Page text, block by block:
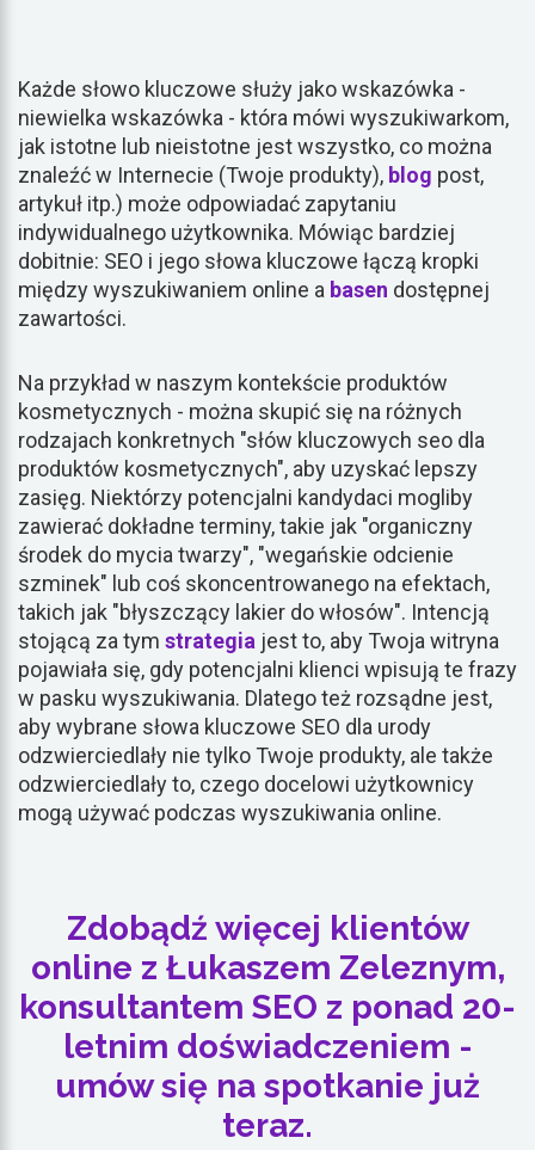
Każde słowo kluczowe służy jako wskazówka -
niewielka wskazówka - która mówi wyszukiwarkom,
jak istotne lub nieistotne jest wszystko, co można
znaleźć w Internecie (Twoje produkty), blog post,
artykuł itp.) może odpowiadać zapytaniu
indywidualnego użytkownika. Mówiąc bardziej
dobitnie: SEO i jego słowa kluczowe łączą kropki
między wyszukiwaniem online a basen dostępnej
zawartości.
Na przykład w naszym kontekście produktów
kosmetycznych - można skupić się na różnych
rodzajach konkretnych "słów kluczowych seo dla
produktów kosmetycznych", aby uzyskać lepszy
zasięg. Niektórzy potencjalni kandydaci mogliby
zawierać dokładne terminy, takie jak "organiczny
środek do mycia twarzy", "wegańskie odcienie
szminek" lub coś skoncentrowanego na efektach,
takich jak "błyszczący lakier do włosów". Intencją
stojącą za tym strategia jest to, aby Twoja witryna
pojawiała się, gdy potencjalni klienci wpisują te frazy
w pasku wyszukiwania. Dlatego też rozsądne jest,
aby wybrane słowa kluczowe SEO dla urody
odzwierciedlały nie tylko Twoje produkty, ale także
odzwierciedlały to, czego docelowi użytkownicy
mogą używać podczas wyszukiwania online.
Zdobądź więcej klientów
online z Łukaszem Zeleznym,
konsultantem SEO z ponad 20-
letnim doświadczeniem -
umów się na spotkanie już
teraz.